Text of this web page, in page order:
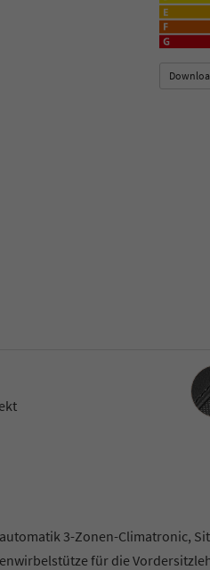
3-Zonen-Climatronic,
für die